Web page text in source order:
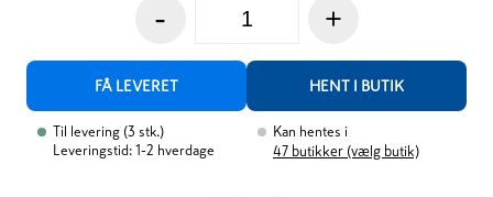
- +
FÅ LEVERET HENT I BUTIK
Til levering (3 stk.)
Leveringstid: 1-2 hverdage
Kan hentes i
47 butikker (vælg butik)